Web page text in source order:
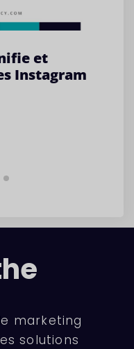
et
Instagram
marketing
solutions